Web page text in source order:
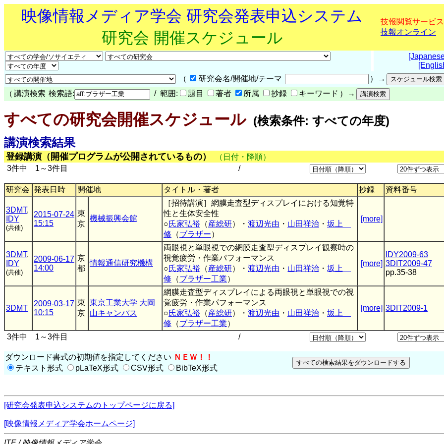
映像情報メディア学会 研究会発表申込システム
研究会 開催スケジュール
技報閲覧サービス
技報オンライン
（
研究会名/開催地/テーマ
）→
（ 講演検索 検索語: / 範囲: 題目 著者 所属 抄録 キーワード ）→
すべての研究会開催スケジュール(検索条件: すべての年度)
講演検索結果
登録講演（開催プログラムが公開されているもの）
（日付・降順）
3件中 1～3件目
/
研究会 発表日時 開催地 タイトル・著者 抄録 資料番号
3DMT,
IDY
(共催)
2015-07-24
15:15
東
京
機械振興会館
［招待講演］網膜走査型ディスプレイにおける知覚特
性と生体安全性
○氏家弘裕 （産総研）・ 渡辺光由 ・ 山田祥治 ・ 坂上
修 （ブラザー）
[more]
3DMT,
IDY
(共催)
2009-06-17
14:00
京
都
情報通信研究機構
両眼視と単眼視での 網膜走査型ディスプレイ観察時の
視覚疲労・作業パフォーマンス
○氏家弘裕 （産総研）・ 渡辺光由 ・ 山田祥治 ・ 坂上
修 （ブラザー工業）
[more]
IDY2009-63
3DIT2009-47
pp.35-38
3DMT
2009-03-17
10:15
東
京
東京工業大学 大岡
山キャンパス
網膜走査型ディスプレイによる両眼視と単眼視での視
覚疲労・作業パフォーマンス
○氏家弘裕 （産総研）・ 渡辺光由 ・ 山田祥治 ・ 坂上
修 （ブラザー工業）
[more] 3DIT2009-1
3件中 1～3件目 /
ダウンロード書式の初期値を指定してください ＮＥＷ！！
テキスト形式
pLaTeX形式 CSV形式 BibTeX形式
[研究会発表申込システムのトップページに戻る]
[映像情報メディア学会ホームページ]